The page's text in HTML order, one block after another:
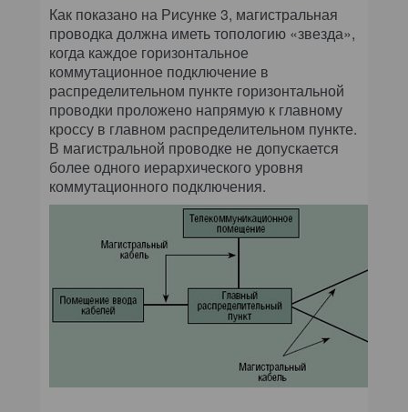
Как показано на Рисунке 3, магистральная
проводка должна иметь топологию «звезда»,
когда каждое горизонтальное
коммутационное подключение в
распределительном пункте горизонтальной
проводки проложено напрямую к главному
кроссу в главном распределительном пункте.
В магистральной проводке не допускается
более одного иерархического уровня
коммутационного подключения.